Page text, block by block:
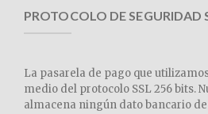
PROTOCOLO DE SEGURIDAD
La pasarela de pago que
medio del protocolo SSL 256 bits.
almacena ningún dato bancario